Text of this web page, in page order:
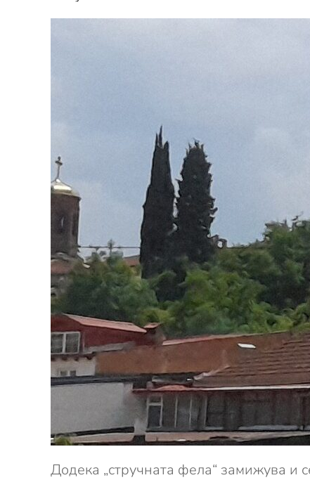
Додека „стручната фела“ замижува и